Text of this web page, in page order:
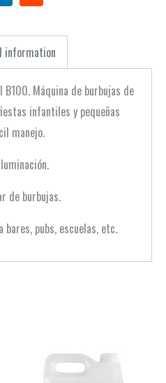
information
Máquina de burbujas de
infantiles y pequeñas
manejo.
de burbujas.
pubs, escuelas, etc.